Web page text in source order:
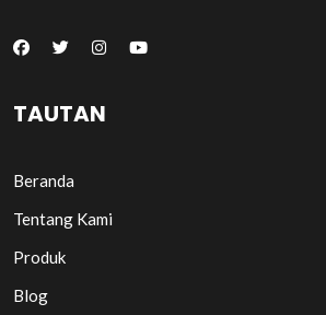
TAUTAN
Beranda
Tentang Kami
Produk
Blog